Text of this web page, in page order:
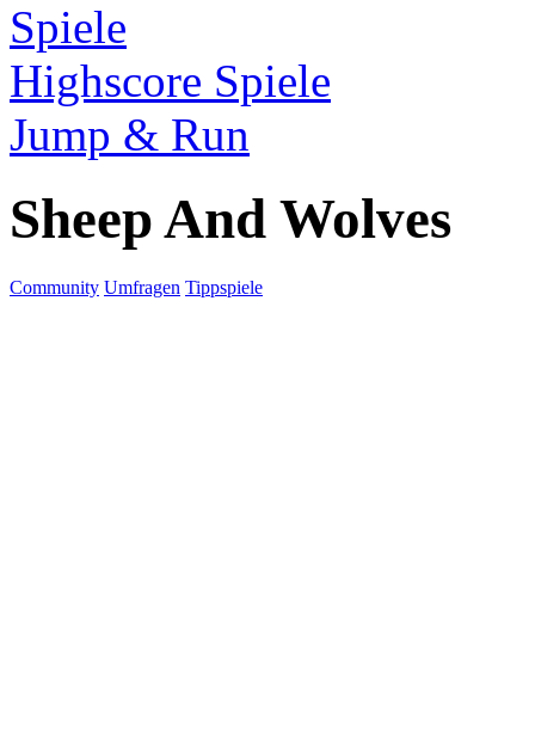
Spiele
Highscore Spiele
Jump & Run
Sheep And Wolves
Community Umfragen Tippspiele